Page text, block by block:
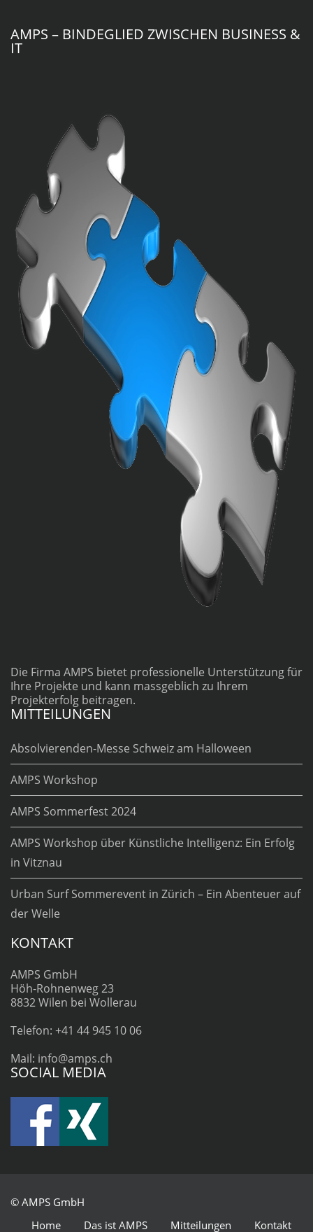
AMPS – BINDEGLIED ZWISCHEN BUSINESS &
IT
Die Firma AMPS bietet professionelle Unterstützung für
Ihre Projekte und kann massgeblich zu Ihrem
Projekterfolg beitragen.
MITTEILUNGEN
Absolvierenden-Messe Schweiz am Halloween
AMPS Workshop
AMPS Sommerfest 2024
AMPS Workshop über Künstliche Intelligenz: Ein Erfolg
in Vitznau
Urban Surf Sommerevent in Zürich – Ein Abenteuer auf
der Welle
KONTAKT
AMPS GmbH
Höh-Rohnenweg 23
8832 Wilen bei Wollerau
Telefon: +41 44 945 10 06
Mail: info@amps.ch
SOCIAL MEDIA
© AMPS GmbH
Home
Das ist AMPS Mitteilungen Kontakt